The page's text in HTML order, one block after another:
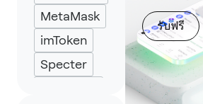
MetaMask
imToken
Specter
รับฟรี